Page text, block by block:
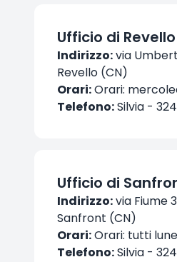
Ufficio di Revello
Indirizzo:via
Revello (CN)
Orari:Orari:
Telefono:Silvia -
Ufficio di
Indirizzo:via Fiume
Sanfront (CN)
Orari:Orari: tutti
Telefono:Silvia -